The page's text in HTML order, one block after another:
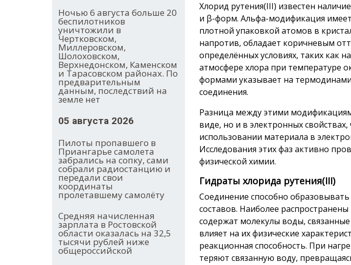
Ночью 6 августа больше 20
беспилотников
уничтожили в
Чертковском,
Миллеровском,
Шолоховском,
Верхнедонском, Каменском
и Тарасовском районах. По
предварительным
данным, последствий на
земле нет
05 августа 2026
Пилоты пропавшего в
Приангарье самолета
забрались на сопку, сами
собрали радиостанцию и
передали свои
координаты
пролетавшему самолёту
Средняя начисленная
зарплата в Ростовской
области оказалась на 32,5
тысячи рублей ниже
общероссийской
Хлорид рутения(III) известен
и β-форм. Альфа-модификация
плотной упаковкой атомов в
напротив, обладает коричневым
определённых условиях, таких как
атмосфере хлора при температуре
формами указывает на
соединения.
Разница между этими
виде, но и в электронных
использовании материала в
Исследования этих фаз активно
физической химии.
Гидраты хлорида рутения(III)
Соединение способно
составов. Наиболее распространены
содержат молекулы воды,
влияет на их физические
реакционная способность. При
теряют связанную воду,